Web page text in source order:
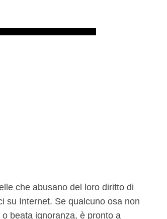
che abusano del loro diritto di
su Internet. Se qualcuno osa non
beata ignoranza, è pronto a